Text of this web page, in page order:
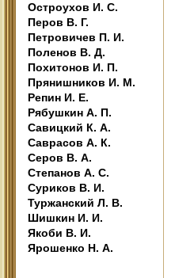
Остроухов И. С.
Перов В. Г.
Петровичев П. И.
Поленов В. Д.
Похитонов И. П.
Прянишников И. М.
Репин И. Е.
Рябушкин А. П.
Савицкий К. А.
Саврасов А. К.
Серов В. А.
Степанов А. С.
Суриков В. И.
Туржанский Л. В.
Шишкин И. И.
Якоби В. И.
Ярошенко Н. А.